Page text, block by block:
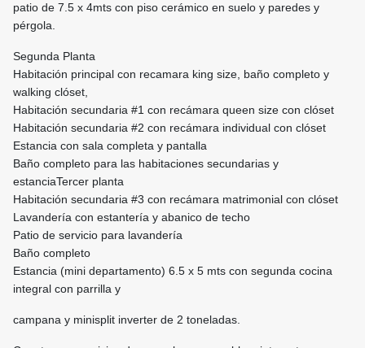
patio de 7.5 x 4mts con piso cerámico en suelo y paredes y
pérgola.
Segunda Planta
Habitación principal con recamara king size, baño completo y
walking clóset,
Habitación secundaria #1 con recámara queen size con clóset
Habitación secundaria #2 con recámara individual con clóset
Estancia con sala completa y pantalla
Baño completo para las habitaciones secundarias y
estanciaTercer planta
Habitación secundaria #3 con recámara matrimonial con clóset
Lavandería con estantería y abanico de techo
Patio de servicio para lavandería
Baño completo
Estancia (mini departamento) 6.5 x 5 mts con segunda cocina
integral con parrilla y
campana y minisplit inverter de 2 toneladas.